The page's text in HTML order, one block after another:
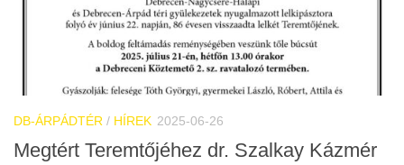
DB-ÁRPÁDTÉR / HÍREK 2025-06-26
Megtért Teremtőjéhez dr. Szalkay Kázmér